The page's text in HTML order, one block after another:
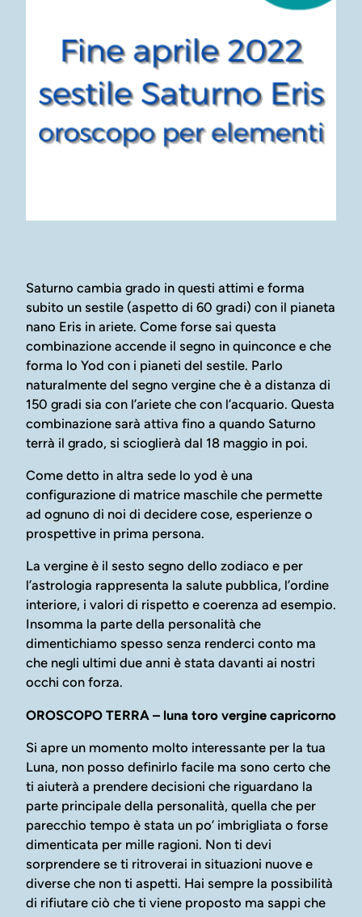
Saturno cambia grado in questi attimi e forma
subito un sestile (aspetto di 60 gradi) con il pianeta
nano Eris in ariete. Come forse sai questa
combinazione accende il segno in quinconce e che
forma lo Yod con i pianeti del sestile. Parlo
naturalmente del segno vergine che è a distanza di
150 gradi sia con l’ariete che con l’acquario. Questa
combinazione sarà attiva fino a quando Saturno
terrà il grado, si scioglierà dal 18 maggio in poi.
Come detto in altra sede lo yod è una
configurazione di matrice maschile che permette
ad ognuno di noi di decidere cose, esperienze o
prospettive in prima persona.
La vergine è il sesto segno dello zodiaco e per
l’astrologia rappresenta la salute pubblica, l’ordine
interiore, i valori di rispetto e coerenza ad esempio.
Insomma la parte della personalità che
dimentichiamo spesso senza renderci conto ma
che negli ultimi due anni è stata davanti ai nostri
occhi con forza.
OROSCOPO TERRA – luna toro vergine capricorno
Si apre un momento molto interessante per la tua
Luna, non posso definirlo facile ma sono certo che
ti aiuterà a prendere decisioni che riguardano la
parte principale della personalità, quella che per
parecchio tempo è stata un po’ imbrigliata o forse
dimenticata per mille ragioni. Non ti devi
sorprendere se ti ritroverai in situazioni nuove e
diverse che non ti aspetti. Hai sempre la possibilità
di rifiutare ciò che ti viene proposto ma sappi che